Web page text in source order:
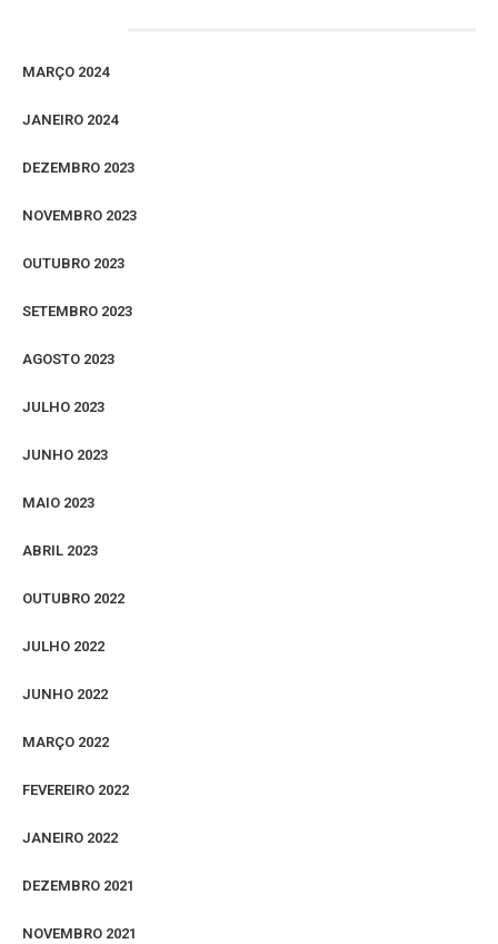
MARÇO 2024
JANEIRO 2024
DEZEMBRO 2023
NOVEMBRO 2023
OUTUBRO 2023
SETEMBRO 2023
AGOSTO 2023
JULHO 2023
JUNHO 2023
MAIO 2023
ABRIL 2023
OUTUBRO 2022
JULHO 2022
JUNHO 2022
MARÇO 2022
FEVEREIRO 2022
JANEIRO 2022
DEZEMBRO 2021
NOVEMBRO 2021